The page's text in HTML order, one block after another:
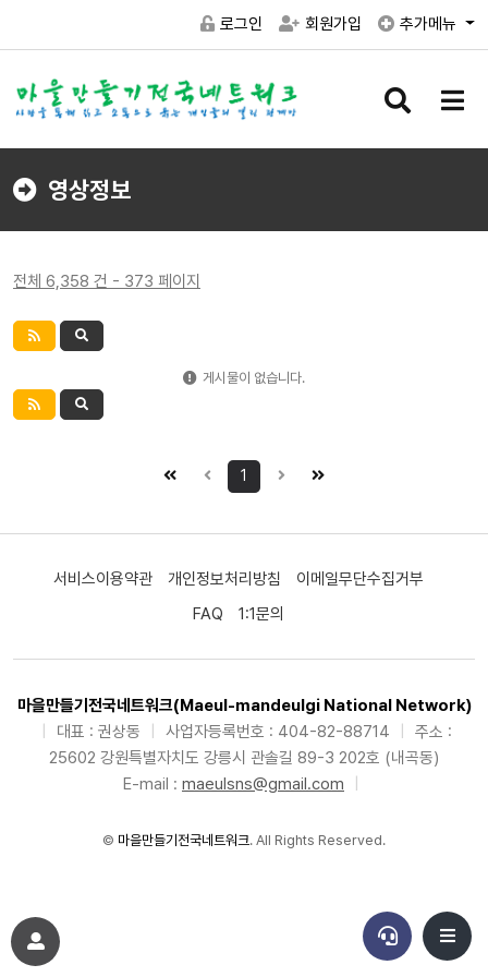
로그인 회원가입 추가메뉴
검
버
메
버
영상정보
전체 6,358 건 - 373 페이지
게시물이 없습니다.
1
서비스이용약관 개인정보처리방침
이메일무단수집거부
FAQ
1:1문의
마을만들기전국네트워크(Maeul-mandeulgi National Network)
대표 : 권상동 사업자등록번호 : 404-82-88714
주소 :
25602 강원특별자치도 강릉시 관솔길 89-3 202호 (내곡동)
E-mail : maeulsns@gmail.com
© 마을만들기전국네트워크. All Rights Reserved.